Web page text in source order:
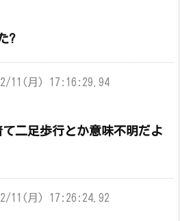
?
11(月) 17:16:29.94
二足歩行とか意味不明だよ
11(月) 17:26:24.92